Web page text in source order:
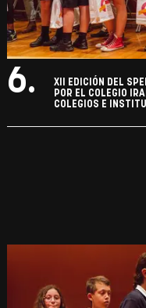
6.
XII EDICIÓN DEL
POR EL COLEGIO
COLEGIOS E